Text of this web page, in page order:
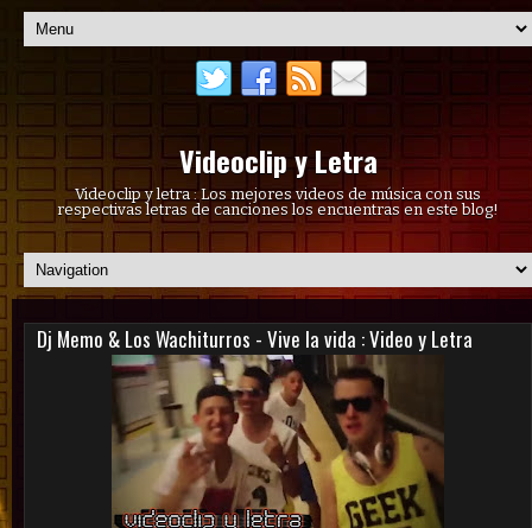
Videoclip y Letra
Videoclip y letra : Los mejores videos de música con sus
respectivas letras de canciones los encuentras en este blog!
Dj Memo & Los Wachiturros - Vive la vida : Video y Letra